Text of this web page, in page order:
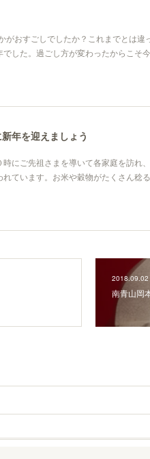
おすごしでしたか？これまでとは違
した。過ごし方が変わったからこそ
年を迎えましょう
にご先祖さまを導いて各家庭を訪れ
ています。お米や穀物がたくさん稔
2018.09.02
南青山岡